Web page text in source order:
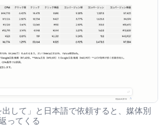
出して」と日本語で依頼すると、媒体別
ってくる